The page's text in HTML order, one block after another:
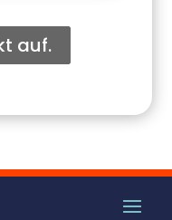
auf.